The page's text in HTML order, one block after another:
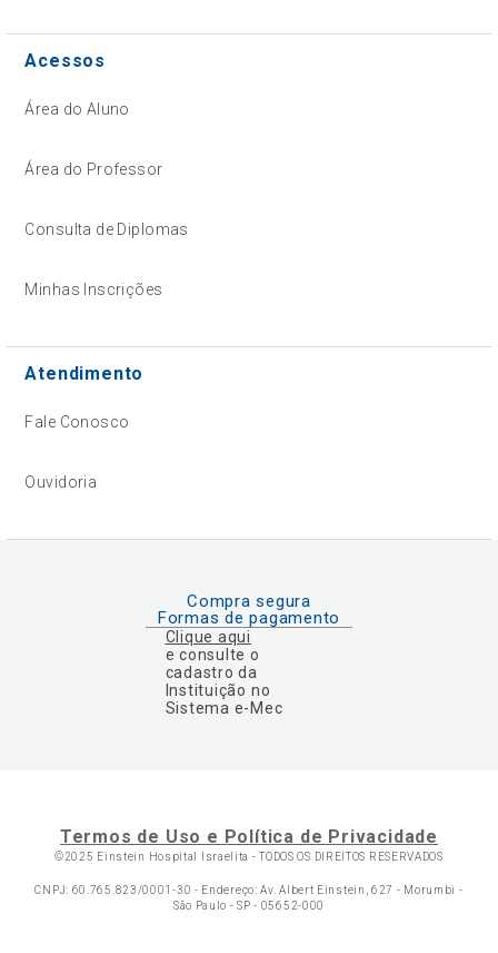
Acessos
Área do Aluno
Área do Professor
Consulta de Diplomas
Minhas Inscrições
Atendimento
Fale Conosco
Ouvidoria
Compra segura
Formas de pagamento
Clique aqui
e consulte o
cadastro da
Instituição no
Sistema e-Mec
Termos de Uso e Política de Privacidade
©2025 Einstein Hospital Israelita -TODOS OS DIREITOS RESERVADOS
CNPJ: 60.765.823/0001-30 - Endereço: Av. Albert Einstein, 627 - Morumbi -
São Paulo - SP - 05652-000